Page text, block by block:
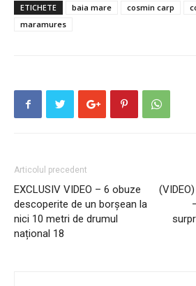
ETICHETE baia mare cosmin carp
maramures
Articolul precedent
EXCLUSIV VIDEO – 6 obuze
descoperite de un borșean la
nici 10 metri de drumul
național 18